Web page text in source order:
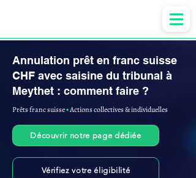
Annulation prêt en franc suisse
CHF avec saisine du tribunal à
Meythet : comment faire ?
Prêts franc suisse▪︎Actions collectives & individuelles
Découvrir notre page dédiée
Vérifiez votre éligibilité